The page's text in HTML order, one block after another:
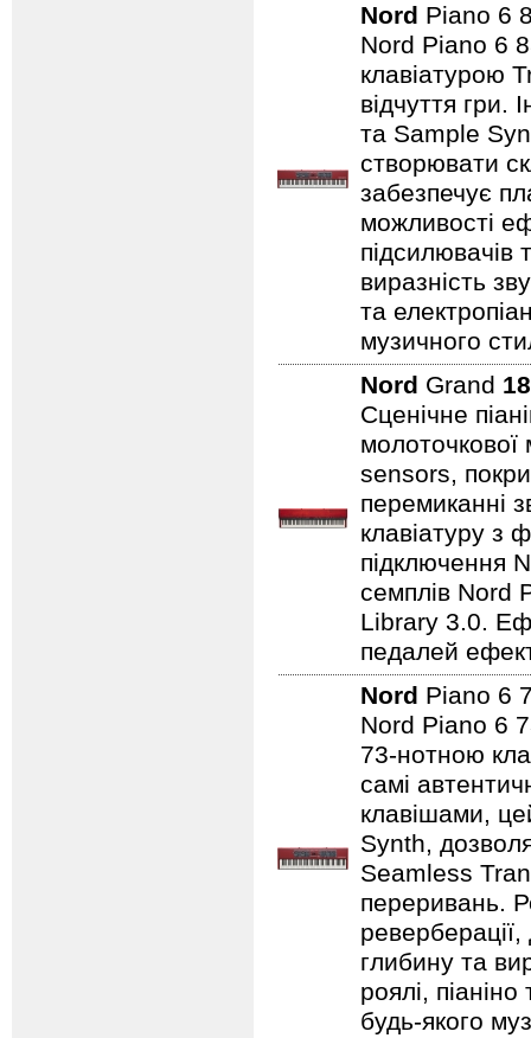
Nord Piano 6
Nord Piano 6
клавіатурою
відчуття
та Sample
створювати
забезпечує
можливості
виразність
та
музичного
Nord Grand
Сценічне
sensors,
перемиканні
клавіатуру з
підключення
семплів Nord
Library 3.0.
педалей
Nord Piano 6
Nord Piano 6
73-нотною
самі
клавішами,
Synth,
Seamless
переривань.
глибину та
роялі,
будь-якого